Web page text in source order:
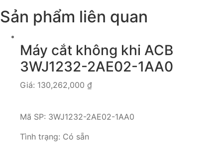
Sản phẩm liên quan
Máy cắt không khi ACB
3WJ1232-2AE02-1AA0
Giá: 130,262,000 ₫
Mã SP: 3WJ1232-2AE02-1AA0
Tình trạng: Có sẵn